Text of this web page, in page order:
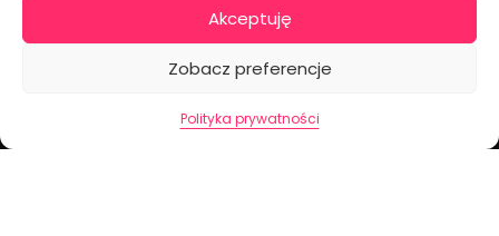
Akceptuję
Zobacz preferencje
Polityka prywatności
tortoweozdoby.sklep@gmail.com
ul. Modularna 12, 02-238 Warszawa
Giełda Spożywcza Okęcie Pawilon 403
NIP: PL7970009100